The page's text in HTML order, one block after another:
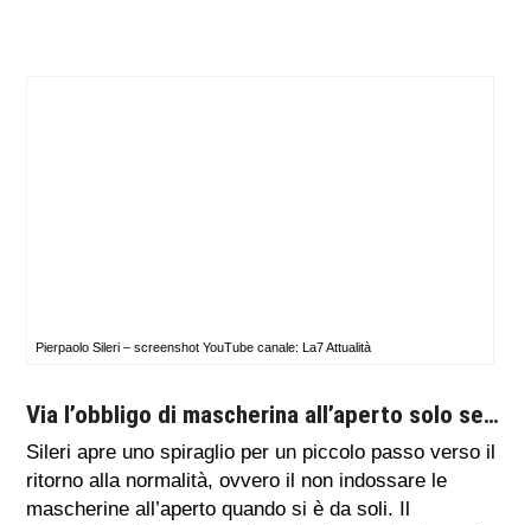
Pierpaolo Sileri – screenshot YouTube canale: La7 Attualità
Via l’obbligo di mascherina all’aperto solo se…
Sileri apre uno spiraglio per un piccolo passo verso il
ritorno alla normalità, ovvero il non indossare le
mascherine all’aperto quando si è da soli. Il